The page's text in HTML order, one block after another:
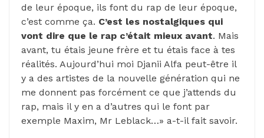
de leur époque, ils font du rap de leur époque,
c’est comme ça. C’est les nostalgiques qui
vont dire que le rap c’était mieux avant. Mais
avant, tu étais jeune frère et tu étais face à tes
réalités. Aujourd’hui moi Djanii Alfa peut-être il
y a des artistes de la nouvelle génération qui ne
me donnent pas forcément ce que j’attends du
rap, mais il y en a d’autres qui le font par
exemple Maxim, Mr Leblack…» a-t-il fait savoir.